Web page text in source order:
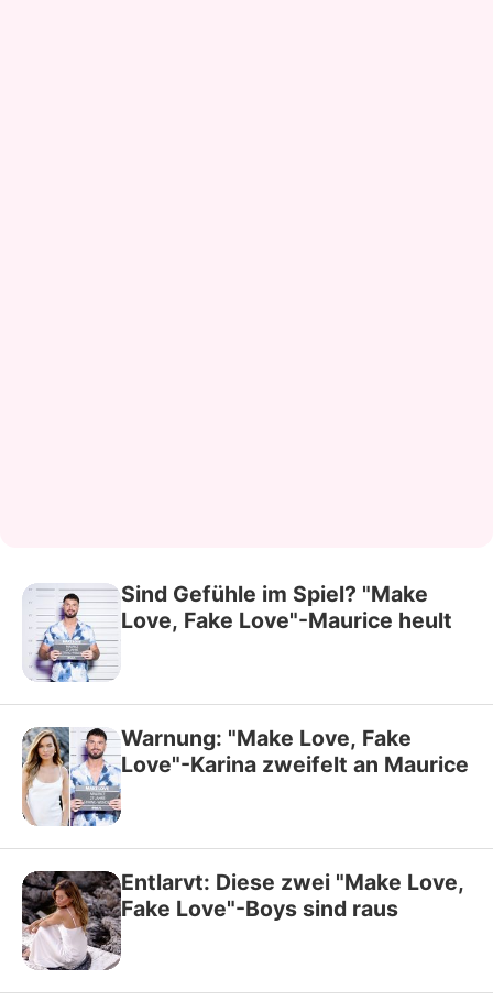
Sind Gefühle im Spiel? "Make
Love, Fake Love"-Maurice heult
Warnung: "Make Love, Fake
Love"-Karina zweifelt an Maurice
Entlarvt: Diese zwei "Make Love,
Fake Love"-Boys sind raus